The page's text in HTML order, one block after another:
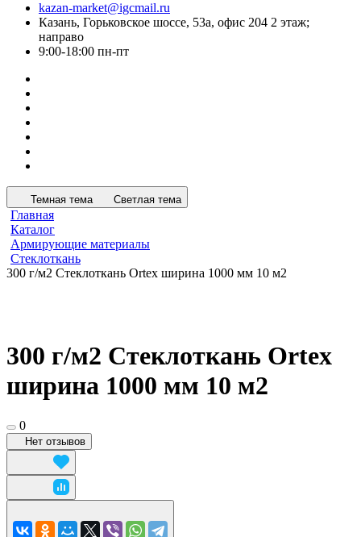
kazan-market@igcmail.ru
Казань, ​Горьковское шоссе, 53а, офис 204 2 этаж;
направо
9:00-18:00 пн-пт
Темная тема Светлая тема
Главная
Каталог
Армирующие материалы
Стеклоткань
300 г/м2 Стеклоткань Ortex ширина 1000 мм 10 м2
300 г/м2 Стеклоткань Ortex
ширина 1000 мм 10 м2
0
Нет отзывов